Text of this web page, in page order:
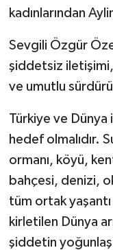
kadınlarından
Sevgili Özgür
şiddetsiz
ve umutlu
Türkiye ve Dünya
hedef olmalıdır.
ormanı, köyü,
bahçesi, denizi,
tüm ortak yaşantı
kirletilen Dünya
şiddetin